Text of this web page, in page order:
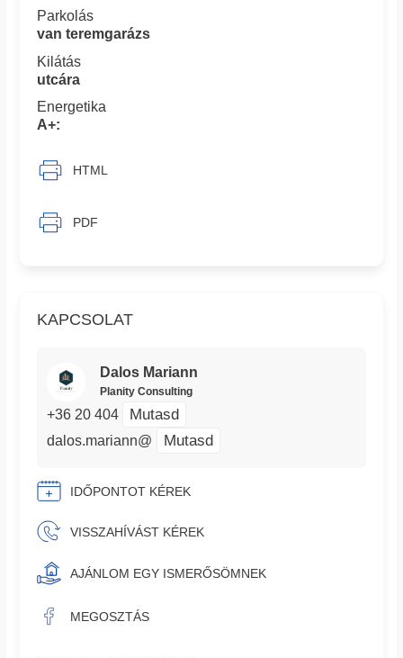
KAPCSOLAT
Dalos Mariann
Planity Consulting
+36 20 404 Mutasd
dalos.mariann@ Mutasd
IDŐPONTOT KÉREK
VISSZAHÍVÁST KÉREK
AJÁNLOM EGY ISMERŐSÖMNEK
MEGOSZTÁS
Parkolás
van teremgarázs
Kilátás
utcára
Energetika
A+:
HTML
PDF